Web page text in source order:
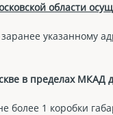
области
указанному
в пределах МКАД
более 1 коробки